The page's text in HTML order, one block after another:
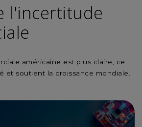
l'incertitude
américaine est plus claire, ce
et soutient la croissance mondiale.